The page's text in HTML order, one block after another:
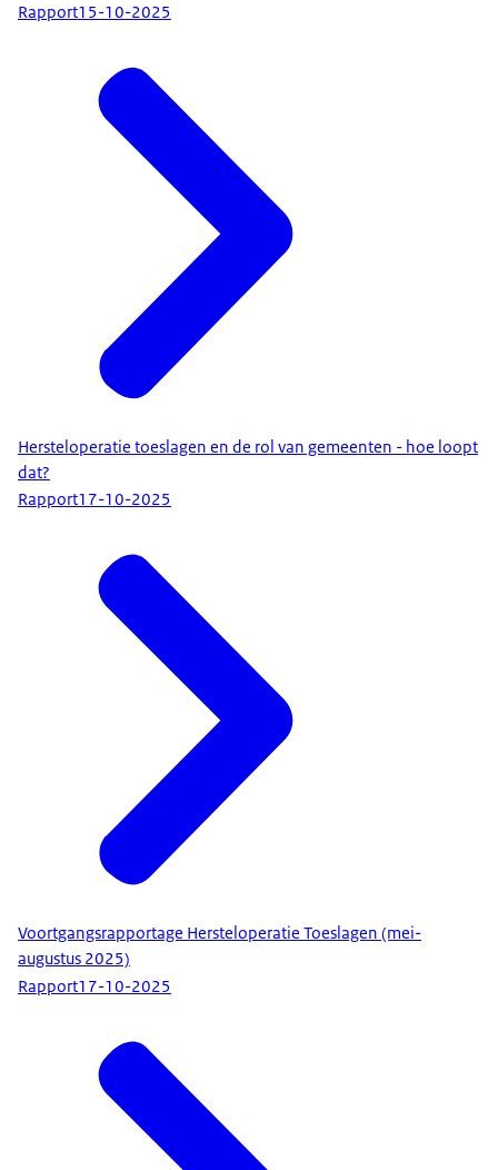
Rapport15-10-2025
Hersteloperatie toeslagen en de rol van gemeenten - hoe loopt
dat?
Rapport17-10-2025
Voortgangsrapportage Hersteloperatie Toeslagen (mei-
augustus 2025)
Rapport17-10-2025